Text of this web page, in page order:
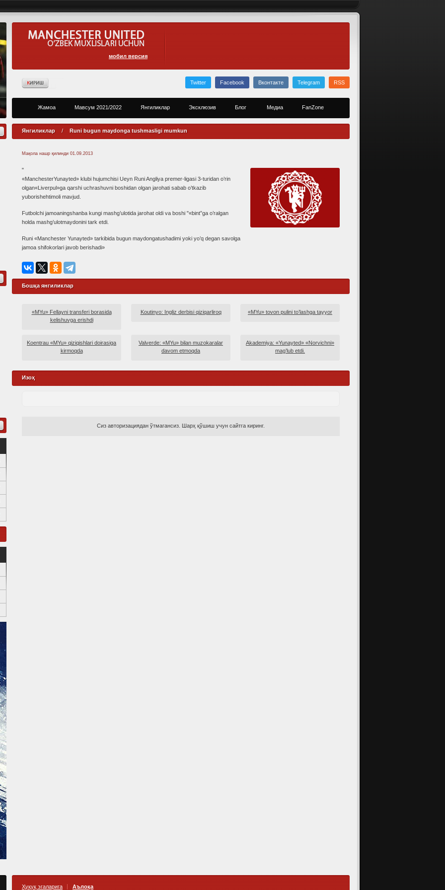
мобил версия
Twitter Facebook Вконтакте Telegram RSS
Жамоа Мавсум 2021/2022 Янгиликлар Эксклюзив Блог Медиа FanZone
Янгиликлар / Runi bugun maydonga tushmasligi mumkun
Мақола нашр қилинди 01.09.2013
"
«ManchesterYunayted» klubi hujumchisi Ueyn Runi Angliya premer-ligasi 3-turidan o’rin
olgan«Liverpul»ga qarshi uchrashuvni boshidan olgan jarohati sabab o’tkazib
yuborishehtimoli mavjud.
Futbolchi jamoaningshanba kungi mashg’ulotida jarohat oldi va boshi "«bint”ga o’ralgan
holda mashg’ulotmaydonini tark etdi.
Runi «Manchester Yunayted» tarkibida bugun maydongatushadimi yoki yo’q degan savolga
jamoa shifokorlari javob berishadi»
Бошқа янгиликлар
«MYu» Fellayni transferi borasida
kelishuvga erishdi
Koutinyo: Ingliz derbisi qiziqarliroq «MYu» tovon pulini to’lashga tayyor
Koentrau «MYu» qiziqishlari doirasiga
kirmoqda
Valverde: «MYu» bilan muzokaralar
davom etmoqda
Akademiya: «Yunayted» «Norvichni»
mag’lub etdi.
Изоҳ
Сиз авторизациядан ўтмагансиз. Шарҳ қўшиш учун сайтга киринг.
Ҳуқуқ эгаларига Аълоқа